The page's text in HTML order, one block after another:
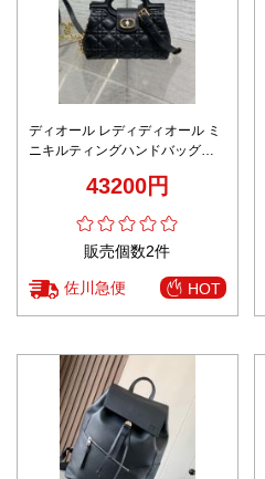
ディオール レディディオール ミ
ニキルティングハンドバッグ
高再現度格安 高品質本革使用 精
43200円
販売個数2件
佐川急便 HOT